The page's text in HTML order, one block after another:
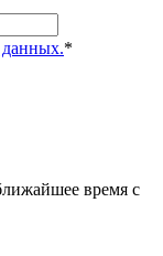
данных.*
время с